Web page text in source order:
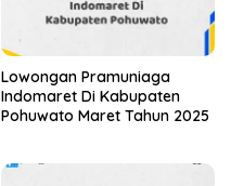
Lowongan Pramuniaga
Indomaret Di Kabupaten
Pohuwato Maret Tahun 2025